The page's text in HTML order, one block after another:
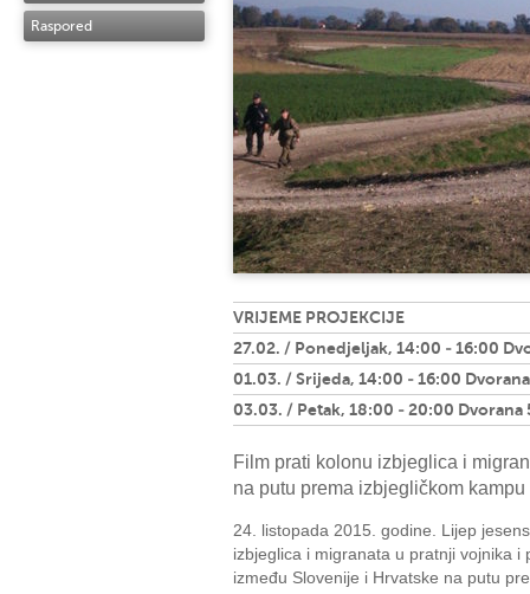
Raspored
VRIJEME PROJEKCIJE
27.02. / Ponedjeljak, 14:00 - 16:00
01.03. / Srijeda, 14:00 - 16:00
03.03. / Petak, 18:00 - 20:00 Dvorana
Film prati kolonu izbjeglica i
na putu prema izbjegličkom
24. listopada 2015. godine. Lijep
izbjeglica i migranata u pratnji vojnika
između Slovenije i Hrvatske na putu